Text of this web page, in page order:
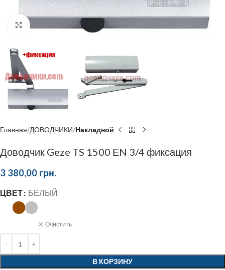
Click to enlarge
Главная ДОВОДЧИКИ Накладной
Доводчик Geze TS 1500 ЕN 3/4 фиксация
3 380,00 грн.
ЦВЕТ БЕЛЫЙ
Очистить
В КОРЗИНУ